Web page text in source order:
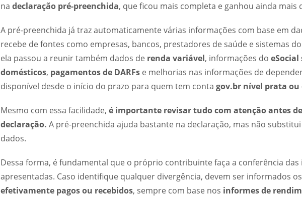
na declaração pré-preenchida, que ficou mais completa e ganhou ainda mais
A pré-preenchida já traz automaticamente várias informações com base em
recebe de fontes como empresas, bancos, prestadores de saúde e sistemas
ela passou a reunir também dados de renda variável, informações do eSocial
domésticos, pagamentos de DARFse melhorias nas informações de
disponível desde o início do prazo para quem tem conta gov.br nível prata ou
Mesmo com essa facilidade, é importante revisar tudo com atenção antes
declaração. A pré-preenchida ajuda bastante na declaração, mas não
dados.
Dessa forma, é fundamental que o próprio contribuinte faça a conferência das
apresentadas. Caso identifique qualquer divergência, devem ser informados os
efetivamente pagos ou recebidos, sempre com base nos informes de